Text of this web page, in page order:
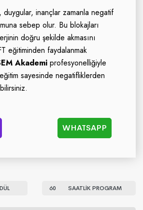
duygular, inançlar zamanla negatif
sebep olur. Bu blokajları
doğru şekilde akmasını
eğitiminden faydalanmak
Akademi profesyonelliğiyle
sayesinde negatifliklerden
WHATSAPP
60 SAATLİK PROGRAM